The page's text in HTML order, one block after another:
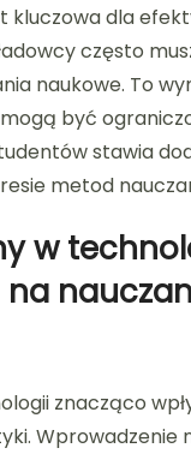
kluczowa dla
często
naukowe. To
być
stawia
metod
w
na
znacząco
Wprowadzenie